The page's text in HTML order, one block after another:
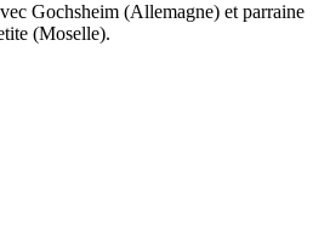
Gochsheim (Allemagne) et parraine
(Moselle).